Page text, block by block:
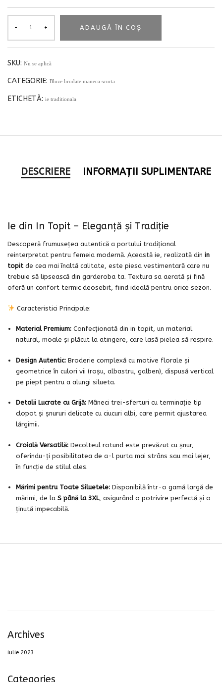
ADAUGĂ ÎN COȘ
SKU: Nu se aplică
CATEGORIE: Bluze brodate maneca scurta
ETICHETĂ: ie traditionala
DESCRIERE INFORMAȚII SUPLIMENTARE
Ie din In Topit – Eleganță și Tradiție
Descoperă frumusețea autentică a portului tradițional
reinterpretat pentru femeia modernă. Această ie, realizată din in
topitde cea mai înaltă calitate, este piesa vestimentară care nu
trebuie să lipsească din garderoba ta. Textura sa aerată și fină
oferă un confort termic deosebit, fiind ideală pentru orice sezon.
Caracteristici Principale:
Material Premium:Confecționată din in topit, un material
natural, moale și plăcut la atingere, care lasă pielea să respire.
Design Autentic:Broderie complexă cu motive florale și
geometrice în culori vii (roșu, albastru, galben), dispusă vertical
pe piept pentru a alungi silueta.
Detalii Lucrate cu Grijă:Mâneci trei-sferturi cu terminație tip
clopot și șnururi delicate cu ciucuri albi, care permit ajustarea
lărgimii.
Croială Versatilă:Decolteul rotund este prevăzut cu șnur,
oferindu-ți posibilitatea de a-l purta mai strâns sau mai lejer,
în funcție de stilul ales.
Mărimi pentru Toate Siluetele:Disponibilă într-o gamă largă de
mărimi, de la S până la 3XL, asigurând o potrivire perfectă și o
ținută impecabilă.
Archives
iulie 2023
Categories